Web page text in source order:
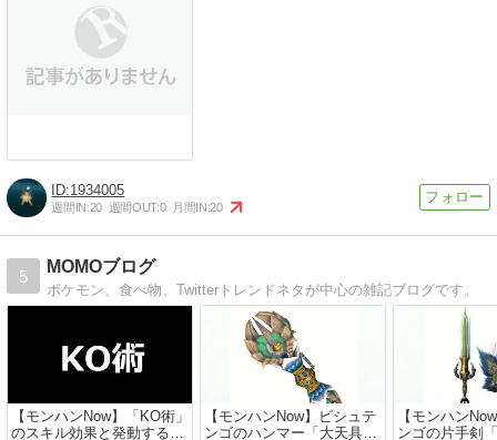
1934005
週間IN:20 週間OUT:0 月間IN:20
5
MOMOブログ
ポケモン、食べ物、Twitterトレンドネタが中心の雑記ブログです。
【モンハンNow】「KO術」
のスキル効果と発動する防
【モンハンNow】ビシュテ
ンゴのハンマー「大天具・
【モンハン
ンゴの片手剣